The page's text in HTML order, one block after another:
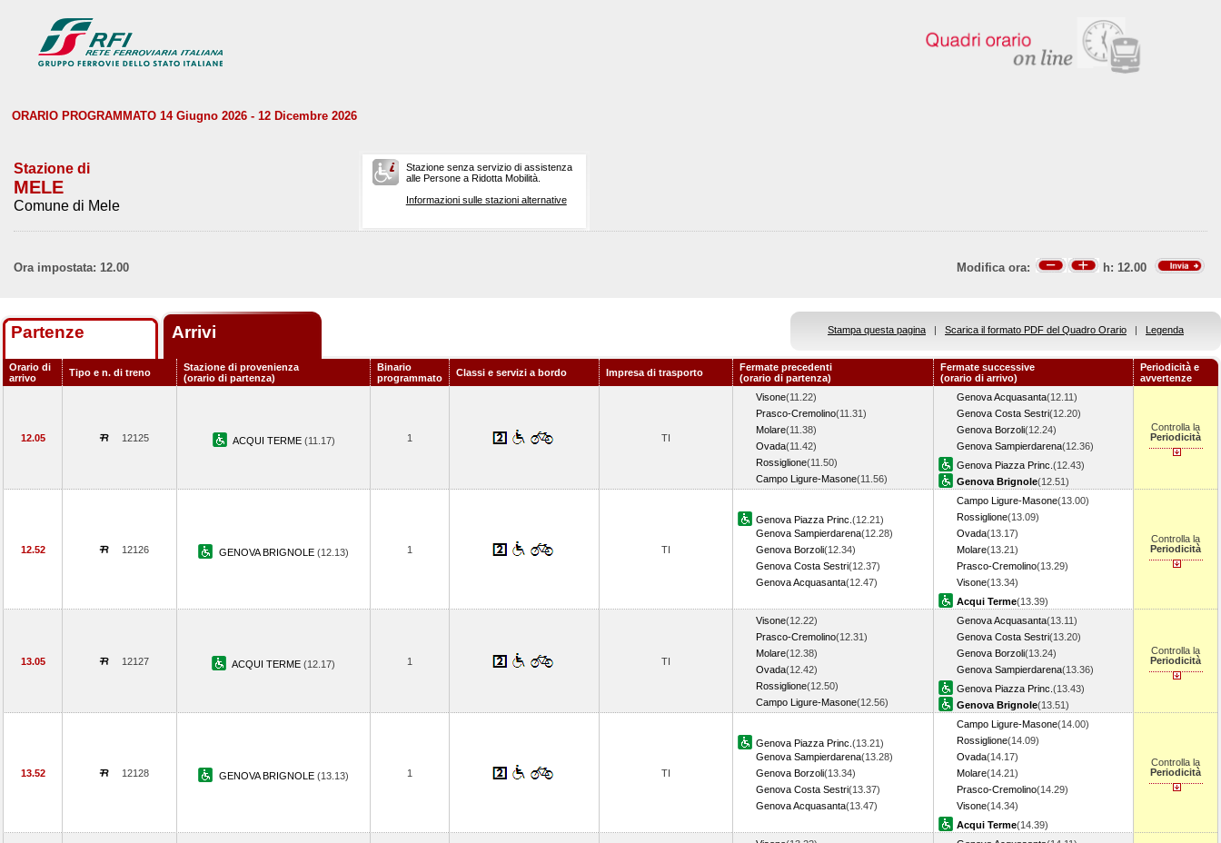
ORARIO PROGRAMMATO 14 Giugno 2026 - 12 Dicembre 2026
Stazione di
MELE
Comune di Mele
Stazione senza servizio di assistenza
alle Persone a Ridotta Mobilità.
Informazioni sulle stazioni alternative
Ora impostata: 12.00 Modifica ora: h: 12.00
Partenze Arrivi Stampa questa pagina | Scarica il formato PDF del Quadro Orario | Legenda
Orario di
arrivo
Tipo e n. di treno
Stazione di provenienza
(orario di partenza)
Binario
programmato
Classi e servizi a bordo Impresa di trasporto
Fermate precedenti
(orario di partenza)
Fermate successive
(orario di arrivo)
Periodicità e
avvertenze
12.05 12125 ACQUI TERME (11.17) 1 TI
Visone(11.22)
Prasco-Cremolino(11.31)
Molare(11.38)
Ovada(11.42)
Rossiglione(11.50)
Campo Ligure-Masone(11.56)
Genova Acquasanta(12.11)
Genova Costa Sestri(12.20)
Genova Borzoli(12.24)
Genova Sampierdarena(12.36)
Genova Piazza Princ. (12.43)
Genova Brignole(12.51)
Controlla la
Periodicità
12.52 12126 GENOVA BRIGNOLE (12.13) 1 TI
Genova Piazza Princ. (12.21)
Genova Sampierdarena(12.28)
Genova Borzoli(12.34)
Genova Costa Sestri(12.37)
Genova Acquasanta(12.47)
Campo Ligure-Masone(13.00)
Rossiglione(13.09)
Ovada(13.17)
Molare(13.21)
Prasco-Cremolino(13.29)
Visone(13.34)
Acqui Terme(13.39)
Controlla la
Periodicità
13.05 12127 ACQUI TERME (12.17) 1 TI
Visone(12.22)
Prasco-Cremolino(12.31)
Molare(12.38)
Ovada(12.42)
Rossiglione(12.50)
Campo Ligure-Masone(12.56)
Genova Acquasanta(13.11)
Genova Costa Sestri(13.20)
Genova Borzoli(13.24)
Genova Sampierdarena(13.36)
Genova Piazza Princ. (13.43)
Genova Brignole(13.51)
Controlla la
Periodicità
13.52 12128 GENOVA BRIGNOLE (13.13) 1 TI
Genova Piazza Princ. (13.21)
Genova Sampierdarena(13.28)
Genova Borzoli(13.34)
Genova Costa Sestri(13.37)
Genova Acquasanta(13.47)
Campo Ligure-Masone(14.00)
Rossiglione(14.09)
Ovada(14.17)
Molare(14.21)
Prasco-Cremolino(14.29)
Visone(14.34)
Acqui Terme(14.39)
Controlla la
Periodicità